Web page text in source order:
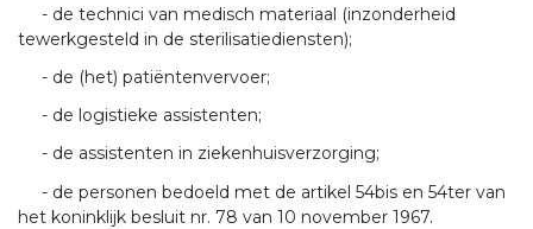
- de technici van medisch materiaal (inzonderheid
tewerkgesteld in de sterilisatiediensten);
- de (het) patiëntenvervoer;
- de logistieke assistenten;
- de assistenten in ziekenhuisverzorging;
- de personen bedoeld met de artikel 54bis en 54ter van
het koninklijk besluit nr. 78 van 10 november 1967.